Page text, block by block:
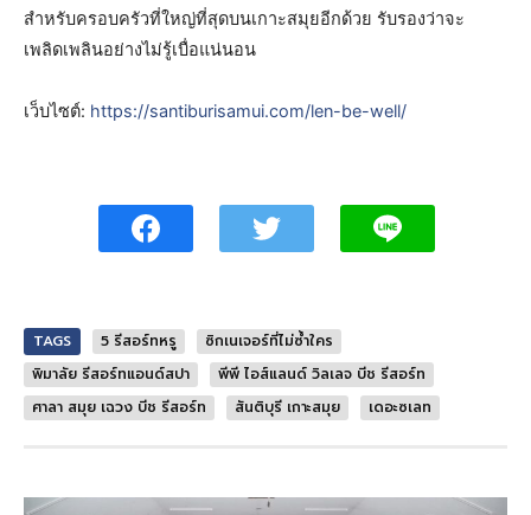
สำหรับครอบครัวที่ใหญ่ที่สุดบนเกาะสมุยอีกด้วย รับรองว่าจะ
เพลิดเพลินอย่างไม่รู้เบื่อแน่นอน
เว็บไซต์: https://santiburisamui.com/len-be-well/
TAGS 5 รีสอร์ทหรู
ซิกเนเจอร์ที่ไม่ซ้ำใคร
พิมาลัย รีสอร์ทแอนด์สปา
พีพี ไอส์แลนด์ วิลเลจ บีช รีสอร์ท
ศาลา สมุย เฉวง บีช รีสอร์ท
สันติบุรี เกาะสมุย เดอะซเลท